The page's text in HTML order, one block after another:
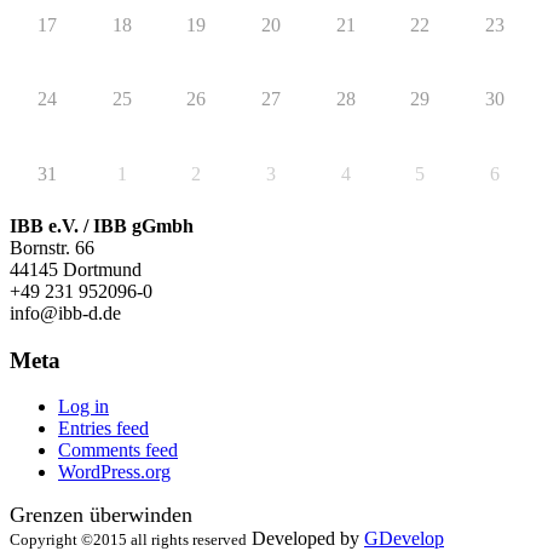
17 18 19 20 21 22 23
24 25 26 27 28 29 30
31 1 2 3 4 5 6
IBB e.V. / IBB gGmbh
Bornstr. 66
44145 Dortmund
+49 231 952096-0
info@ibb-d.de
Meta
Log in
Entries feed
Comments feed
WordPress.org
Grenzen überwinden
Copyright ©2015 all rights reserved Developed by GDevelop